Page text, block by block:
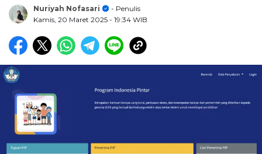
Nuriyah Nofasari
- Penulis
Kamis, 20 Maret 2025 - 19:34 WIB